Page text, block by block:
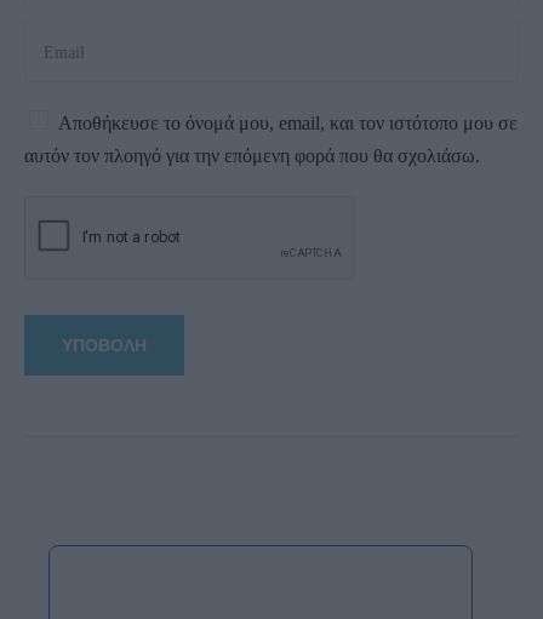
Αποθήκευσε το όνομά μου, email, και τον ιστότοπο μου σε
αυτόν τον πλοηγό για την επόμενη φορά που θα σχολιάσω.